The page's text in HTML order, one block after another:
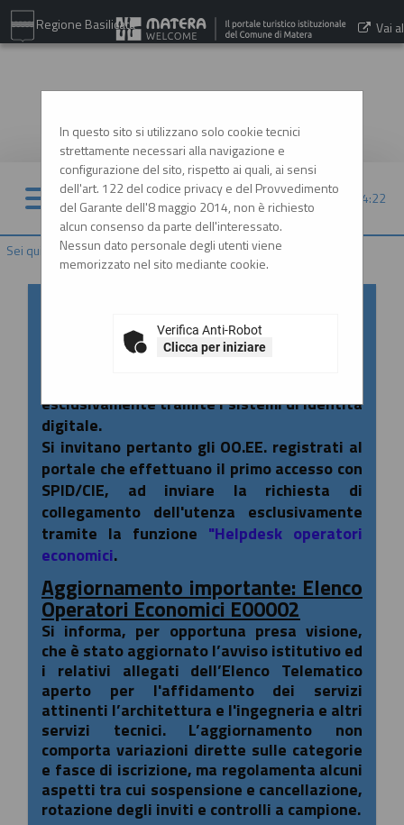
Regione Basilicata Vai al
09/08/2026 14:22
Sei qui: Home
In questo sito si utilizzano solo cookie tecnici
strettamente necessari alla navigazione e
configurazione del sito, rispetto ai quali, ai sensi
dell'art. 122 del codice privacy e del Provvedimento
del Garante dell'8 maggio 2014, non è richiesto
alcun consenso da parte dell'interessato.
Nessun dato personale degli utenti viene
memorizzato nel sito mediante cookie.
Verifica Anti-Robot
Clicca per iniziare
SPID/CIE: istruzioni
In ottemperanza alle normative vigenti
esclusivamente tramite i sistemi di identità
digitale.
Si invitano pertanto gli OO.EE. registrati al
portale che effettuano il primo accesso con
SPID/CIE, ad inviare la richiesta di
collegamento dell'utenza esclusivamente
tramite la funzione "Helpdesk operatori
economici.
Aggiornamento importante: Elenco
Operatori Economici E00002
Si informa, per opportuna presa visione,
che è stato aggiornato l’avviso istitutivo ed
i relativi allegati dell’Elenco Telematico
aperto per l'affidamento dei servizi
attinenti l’architettura e l'ingegneria e altri
servizi tecnici. L’aggiornamento non
comporta variazioni dirette sulle categorie
e fasce di iscrizione, ma regolamenta alcuni
aspetti tra cui sospensione e cancellazione,
rotazione degli inviti e controlli a campione.